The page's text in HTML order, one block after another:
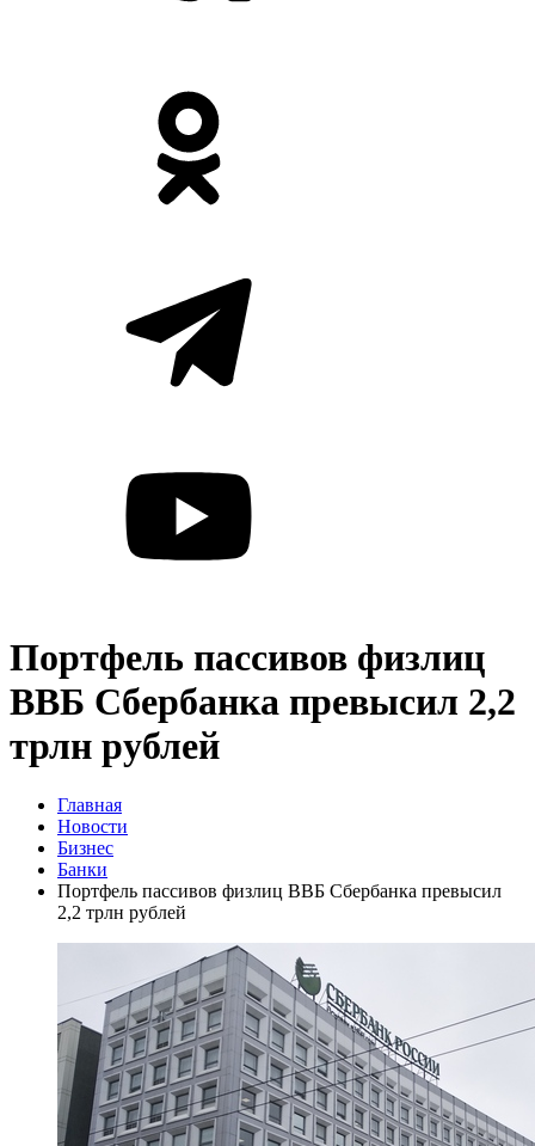
Портфель пассивов физлиц
ВВБ Сбербанка превысил 2,2
трлн рублей
Главная
Новости
Бизнес
Банки
Портфель пассивов физлиц ВВБ Сбербанка превысил
2,2 трлн рублей